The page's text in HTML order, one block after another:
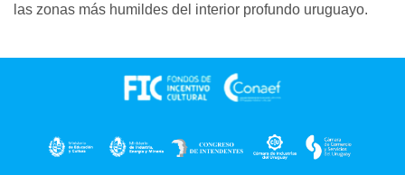
las zonas más humildes del interior profundo uruguayo.